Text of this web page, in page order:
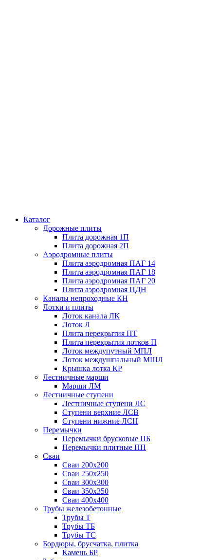
Каталог
Дорожные плиты
Плита дорожная 1П
Плита дорожная 2П
Аэродромные плиты
Плита аэродромная ПАГ 14
Плита аэродромная ПАГ 18
Плита аэродромная ПАГ 20
Плита аэродромная ПДН
Каналы непроходные КН
Лотки и плиты
Лоток канала ЛК
Лоток Л
Плита перекрытия ПТ
Плита перекрытия лотков П
Лоток междупутный МПЛ
Лоток междушпальный МШЛ
Крышка лотка КР
Лестничные марши
Марши ЛМ
Лестничные ступени
Лестничные ступени ЛС
Ступени верхние ЛСВ
Ступени нижние ЛСН
Перемычки
Перемычки брусковые ПБ
Перемычки плитные ПП
Сваи
Сваи 200х200
Сваи 250х250
Сваи 300х300
Сваи 350х350
Сваи 400х400
Трубы железобетонные
Трубы Т
Трубы ТБ
Трубы ТС
Бордюры, брусчатка, плитка
Камень БР